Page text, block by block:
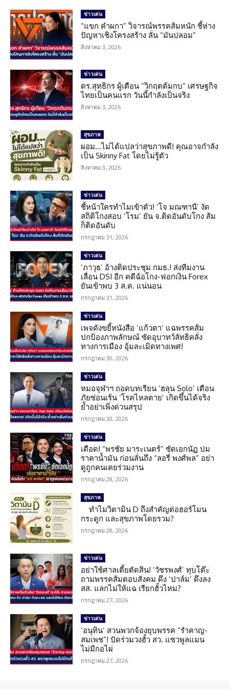
ข่าวเด่น
“แขก คำผกา” วิจารณ์พรรคส้มหนัก ชี้ห่าง
ปัญหาเชิงโครงสร้าง ลั่น “มันปลอม”
สิงหาคม 3, 2026
ข่าวเด่น
ดร.สุทธิกร ผู้เตือน “วิกฤตต้มกบ” เศรษฐกิจ
ไทยเป็นคนแรก วันนี้กำลังเป็นจริง
สิงหาคม 3, 2026
สุขภาพ
ผอม…ไม่ได้แปลว่าสุขภาพดี! คุณอาจกำลัง
เป็น Skinny Fat โดยไม่รู้ตัว
สิงหาคม 3, 2026
ข่าวเด่น
ชี้หน้าใครทำไมเข้าตัว! ‘โจ มณฑานี’ งัด
สถิติโกงสอบ ‘โรม’ ยัน จ.ติดอันดับโกง ส้ม
ก็ติดอันดับ
กรกฎาคม 31, 2026
ข่าวเด่น
‘ภาวุธ’ อ้างติดประชุม กมธ.! ส่งทีมงาน
เลื่อน DSI อีก คดีฉ้อโกง-ฟอกเงิน Forex
ยันเข้าพบ 3 ส.ค. แน่นอน
กรกฎาคม 31, 2026
ข่าวเด่น
เพจดังขยี้หนังสือ ‘แก้วตา’ แฉพรรคส้ม
ปกป้องภาพลักษณ์ ซัดอุบาทว์ลัทธิคลั่ง
ทางการเมือง อุ้มละเมิดทางเพศ!
กรกฎาคม 30, 2026
ข่าวเด่น
หมอจุฬาฯ ถอดบทเรียน ‘ฮลุน Solo’ เตือน
ภัยซ่อนเร้น ‘โรคไหลตาย’ เกิดขึ้นได้จริง
ย้ำอย่าเพิ่งด่วนสรุป
กรกฎาคม 30, 2026
ข่าวเด่น
เดือด! “พรชัย มาระเนตร์” ซัดเอกนัฏ ปม
ราคาน้ำมัน ก่อนลั่นถึง “ลอรี่ พงศ์พล” อย่า
ดูถูกคนเคยร่วมงาน
กรกฎาคม 28, 2026
สุขภาพ
ทำไมวิตามิน D ถึงสำคัญต่อฮอร์โมน
กระดูก และสุขภาพโดยรวม?
กรกฎาคม 28, 2026
ข่าวเด่น
อย่าใช้ศาลเตี้ยตัดสิน! ‘วัชรพงศ์’ ทุบโต๊ะ
ถามพรรคส้มตอบสังคม ดึง ‘ปาล์ม’ ดึงลง
สส. แลกไม่ให้แฉ เรียกฮั้วไหม?
กรกฎาคม 27, 2026
ข่าวเด่น
‘อนุทิน’ สวนพวกจ้องยุบพรรค “รำคาญ-
สมเพช”! ปัดร่วมวงฮั้ว สว. แซวพูลแมน
ไม่มีกอไผ่
กรกฎาคม 27, 2026